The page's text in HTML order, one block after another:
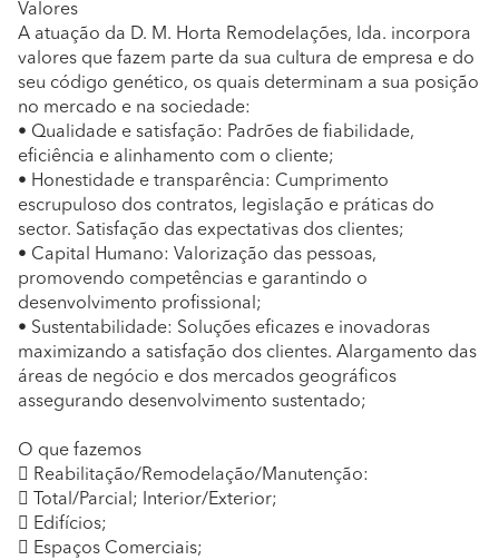
Valores
A atuação da D. M. Horta Remodelações, lda. incorpora
valores que fazem parte da sua cultura de empresa e do
seu código genético, os quais determinam a sua posição
no mercado e na sociedade:
• Qualidade e satisfação: Padrões de fiabilidade,
eficiência e alinhamento com o cliente;
• Honestidade e transparência: Cumprimento
escrupuloso dos contratos, legislação e práticas do
sector. Satisfação das expectativas dos clientes;
• Capital Humano: Valorização das pessoas,
promovendo competências e garantindo o
desenvolvimento profissional;
• Sustentabilidade: Soluções eficazes e inovadoras
maximizando a satisfação dos clientes. Alargamento das
áreas de negócio e dos mercados geográficos
assegurando desenvolvimento sustentado;
O que fazemos
 Reabilitação/Remodelação/Manutenção:
 Total/Parcial; Interior/Exterior;
 Edifícios;
 Espaços Comerciais;